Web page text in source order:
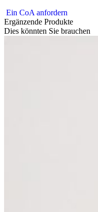
Ein CoA anfordern
Ergänzende Produkte
Dies könnten Sie brauchen